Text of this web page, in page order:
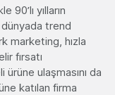
yılların
trend
marketing, hızla
fırsatı
ürüne ulaşmasını da
katılan firma